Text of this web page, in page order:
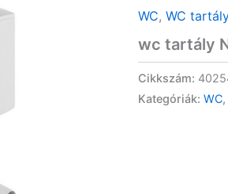
WC, WC
wc tartály
Cikkszám:
Kategóriák: WC,